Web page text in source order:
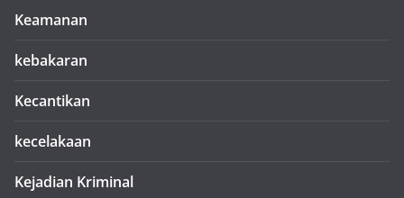
Keamanan
kebakaran
Kecantikan
kecelakaan
Kejadian Kriminal